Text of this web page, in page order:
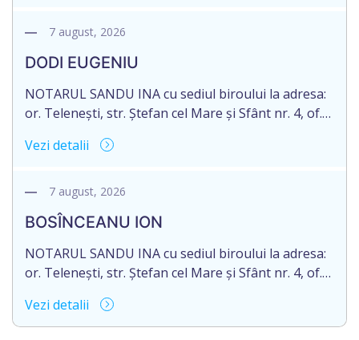
decedat/ă la 16 mai 2026. Eliberarea certificatului de
de 16.05.2027 termenul de opțiune pentru
acceptarea […]
7 august, 2026
DODI EUGENIU
NOTARUL SANDU INA cu sediul biroului la adresa:
or. Telenești, str. Ștefan cel Mare și Sfânt nr. 4, of.
succesorale în urma decesului cet. DODI EUGENIU,
2003035009604, decedat/ă la data de 12.01.2026
/doisprezece ianuarie anul două mii douăzeci și
șase/. Eliberarea certificatului de moștenitor este
[…]
Vezi detalii
7 august, 2026
BOSÎNCEANU ION
NOTARUL SANDU INA cu sediul biroului la adresa:
or. Telenești, str. Ștefan cel Mare și Sfânt nr. 4, of.
succesorale în urma decesului cet. BOSÎNCEANU
ION, născut/ă la 21.07.1980, cod personal
Vezi detalii